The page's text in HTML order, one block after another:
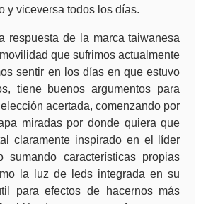
y viceversa todos los días.
respuesta de la marca taiwanesa
que sufrimos actualmente
sentir en los días en que estuvo
tiene buenos argumentos para
acertada, comenzando por
miradas por donde quiera que
claramente inspirado en el líder
sumando características propias
la luz de leds integrada en su
para efectos de hacernos más